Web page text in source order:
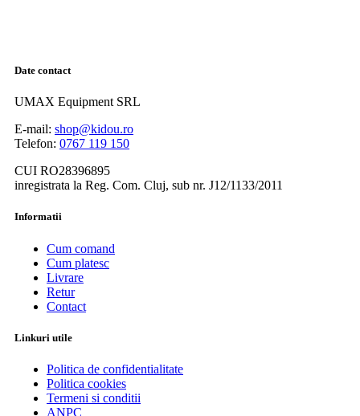
Date contact
UMAX Equipment SRL
E-mail: shop@kidou.ro
Telefon: 0767 119 150
CUI RO28396895
inregistrata la Reg. Com. Cluj, sub nr. J12/1133/2011
Informatii
Cum comand
Cum platesc
Livrare
Retur
Contact
Linkuri utile
Politica de confidentialitate
Politica cookies
Termeni si conditii
ANPC